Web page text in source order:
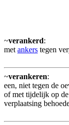
~verankerd:
met ankers tegen
~verankeren:
een, niet tegen de
of met tijdelijk op
verplaatsing